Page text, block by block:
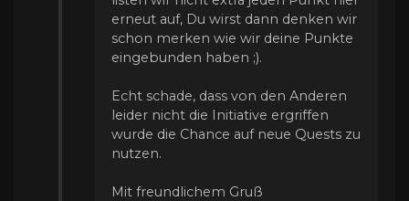
erneut auf, Du wirst dann denken wir
schon merken wie wir deine Punkte
eingebunden haben ;).
Echt schade, dass von den Anderen
leider nicht die Initiative ergriffen
wurde die Chance auf neue Quests zu
nutzen.
Mit freundlichem Gruß